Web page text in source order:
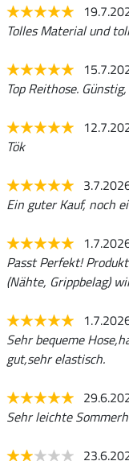
Tolles Material und
Top Reithose.
Tök
Ein guter Kauf, noch
Passt Perfekt!
(Nähte, Grippbelag)
Sehr bequeme
gut,sehr elastisch.
Sehr leichte